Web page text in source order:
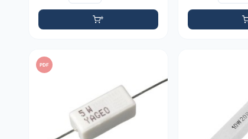
PDF